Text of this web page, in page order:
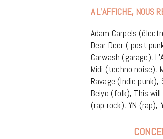
A L’AFFICHE, NOUS
Adam Carpels
Dear Deer ( post
Carwash (garage),
Midi (techno noise),
Ravage (Indie punk),
Beiyo (folk), This will
(rap rock), YN (rap),